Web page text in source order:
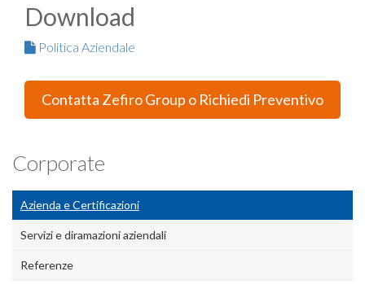
Download
Politica Aziendale
Contatta Zefiro Group o Richiedi Preventivo
Corporate
Azienda e Certificazioni
Servizi e diramazioni aziendali
Referenze